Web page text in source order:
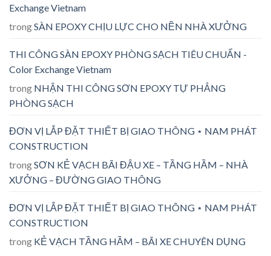
Exchange Vietnam
trongSÀN EPOXY CHỊU LỰC CHO NỀN NHÀ XƯỞNG
THI CÔNG SÀN EPOXY PHÒNG SẠCH TIÊU CHUẨN -
Color Exchange Vietnam
trong NHẬN THI CÔNG SƠN EPOXY TỰ PHẲNG
PHÒNG SẠCH
ĐƠN VỊ LẮP ĐẶT THIẾT BỊ GIAO THÔNG ⋆ NAM PHÁT
CONSTRUCTION
trongSƠN KẺ VẠCH BÃI ĐẬU XE – TẦNG HẦM – NHÀ
XƯỞNG – ĐƯỜNG GIAO THÔNG
ĐƠN VỊ LẮP ĐẶT THIẾT BỊ GIAO THÔNG ⋆ NAM PHÁT
CONSTRUCTION
trong KẺ VẠCH TẦNG HẦM – BÃI XE CHUYÊN DỤNG